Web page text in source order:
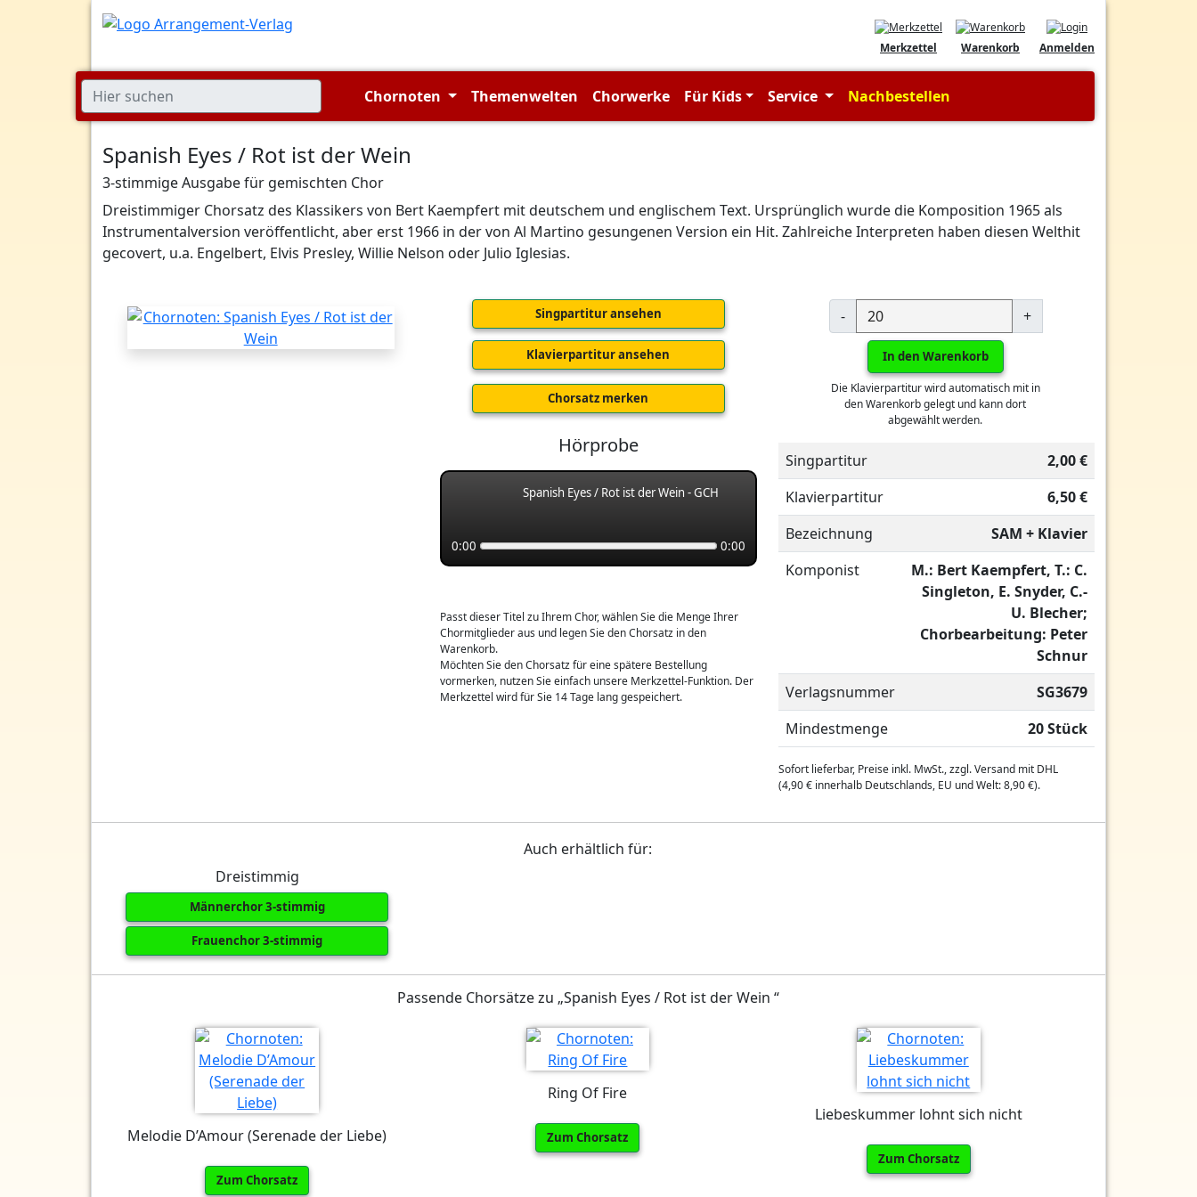
Anmelden
Warenkorb
Merkzettel
Chornoten Themenwelten Chorwerke Für Kids Service Nachbestellen
Spanish Eyes / Rot ist der Wein
3-stimmige Ausgabe für gemischten Chor
Dreistimmiger Chorsatz des Klassikers von Bert Kaempfert mit deutschem und englischem Text. Ursprünglich wurde die Komposition 1965 als
Instrumentalversion veröffentlicht, aber erst 1966 in der von Al Martino gesungenen Version ein Hit. Zahlreiche Interpreten haben diesen Welthit
gecovert, u.a. Engelbert, Elvis Presley, Willie Nelson oder Julio Iglesias.
Singpartitur ansehen
Klavierpartitur ansehen
Chorsatz merken
Hörprobe
Spanish Eyes / Rot ist der Wein - GCH
0:00 0:00
Passt dieser Titel zu Ihrem Chor, wählen Sie die Menge Ihrer
Chormitglieder aus und legen Sie den Chorsatz in den
Warenkorb.
Möchten Sie den Chorsatz für eine spätere Bestellung
vormerken, nutzen Sie einfach unsere Merkzettel-Funktion. Der
Merkzettel wird für Sie 14 Tage lang gespeichert.
- +
In den Warenkorb
Die Klavierpartitur wird automatisch mit in
den Warenkorb gelegt und kann dort
abgewählt werden.
Singpartitur
2,00 €
Klavierpartitur
6,50 €
Bezeichnung
SAM + Klavier
Komponist
M.: Bert Kaempfert, T.: C.
Singleton, E. Snyder, C.-
U. Blecher;
Chorbearbeitung: Peter
Schnur
Verlagsnummer
SG3679
Mindestmenge
20 Stück
Sofort lieferbar, Preise inkl. MwSt., zzgl. Versand mit DHL
(4,90 € innerhalb Deutschlands, EU und Welt: 8,90 €).
Auch erhältlich für:
Dreistimmig
Männerchor 3-stimmig
Frauenchor 3-stimmig
Passende Chorsätze zu „Spanish Eyes / Rot ist der Wein “
Melodie D’Amour (Serenade der Liebe)
Zum Chorsatz
Ring Of Fire
Zum Chorsatz
Liebeskummer lohnt sich nicht
Zum Chorsatz